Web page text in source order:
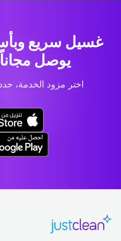
غسيل سريع
يوصل
اختر مزود الخدمة،